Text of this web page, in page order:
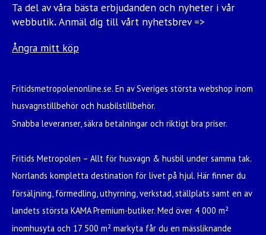
Ta del av våra bästa erbjudanden och nyheter i vår
webbutik.Anmäl dig till vårt nyhetsbrev =>
Ångra mitt köp
Fritidsmetropolenonline.se. En av Sveriges största webshop inom
husvagnstillbehör och husbilstillbehör.
Snabba leveranser, säkra betalningar och riktigt bra priser.
Fritids Metropolen – Allt för husvagn & husbil under samma tak.
Norrlands kompletta destination för livet på hjul. Här finner du
försäljning, förmedling, uthyrning, verkstad, ställplats samt en av
landets största KAMA Premium-butiker. Med över 4 000 m²
inomhusyta och 17 500 m² markyta får du en mässliknande